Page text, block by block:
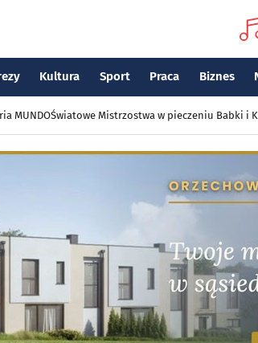
Kultura Sport Praca Biznes
MUNDOŚwiatowe Mistrzostwa w pieczeniu Babki i